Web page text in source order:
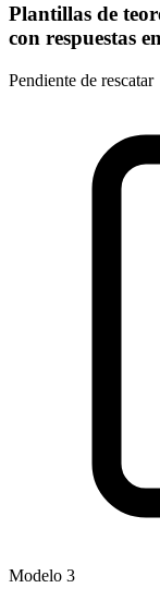
Plantillas de
con respuestas
Pendiente de rescatar
Modelo 3